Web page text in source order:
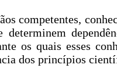
competentes,
os quais esses
dos princípios